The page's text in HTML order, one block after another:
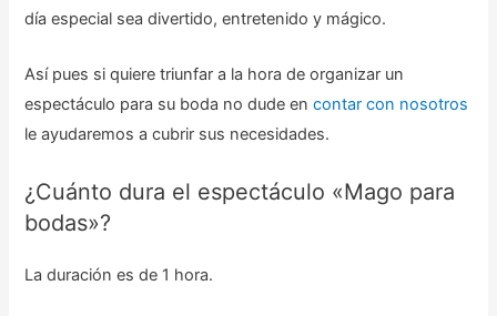
día especial sea divertido, entretenido y mágico.
Así pues si quiere triunfar a la hora de organizar un
espectáculo para su boda no dude encontar con nosotros
le ayudaremos a cubrir sus necesidades.
¿Cuánto dura el espectáculo «Mago para
bodas»?
La duración es de 1 hora.